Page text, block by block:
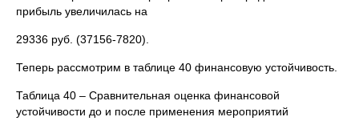
прибыль увеличилась на
29336 руб. (37156-7820).
Теперь рассмотрим в таблице 40 финансовую устойчивость.
Таблица 40 – Сравнительная оценка финансовой
устойчивости до и после применения мероприятий